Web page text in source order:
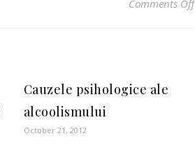
Comments Off
Cauzele psihologice ale
alcoolismului
October 21, 2012